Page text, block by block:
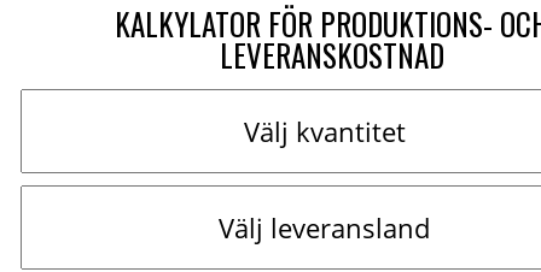
KALKYLATOR FÖR PRODUKTIONS-
LEVERANSKOSTNAD